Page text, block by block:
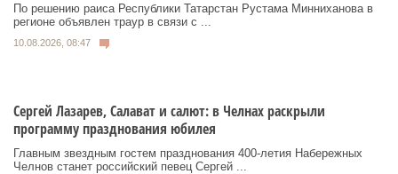
По решению раиса Республики Татарстан Рустама Минниханова в
регионе объявлен траур в связи с ...
10.08.2026, 08:47
Сергей Лазарев, Салават и салют: в Челнах раскрыли
программу празднования юбилея
Главным звездным гостем празднования 400-летия Набережных
Челнов станет российский певец Сергей ...